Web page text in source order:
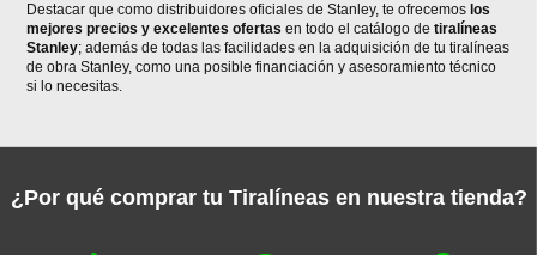
Destacar que como distribuidores oficiales de Stanley, te ofrecemos los
mejores precios y excelentes ofertas en todo el catálogo detiralíneas
Stanley; además de todas las facilidades en la adquisición de tu tiralíneas
de obra Stanley, como una posible financiación y asesoramiento técnico
si lo necesitas.
¿Por qué comprar tu Tiralíneas en nuestra tienda?